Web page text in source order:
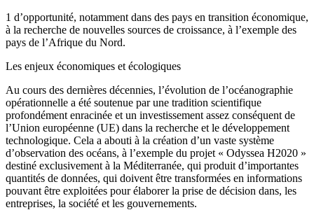
1 d’opportunité, notamment dans des pays en transition économique,
à la recherche de nouvelles sources de croissance, à l’exemple des
pays de l’Afrique du Nord.
Les enjeux économiques et écologiques
Au cours des dernières décennies, l’évolution de l’océanographie
opérationnelle a été soutenue par une tradition scientifique
profondément enracinée et un investissement assez conséquent de
l’Union européenne (UE) dans la recherche et le développement
technologique. Cela a abouti à la création d’un vaste système
d’observation des océans, à l’exemple du projet « Odyssea H2020 »
destiné exclusivement à la Méditerranée, qui produit d’importantes
quantités de données, qui doivent être transformées en informations
pouvant être exploitées pour élaborer la prise de décision dans, les
entreprises, la société et les gouvernements.